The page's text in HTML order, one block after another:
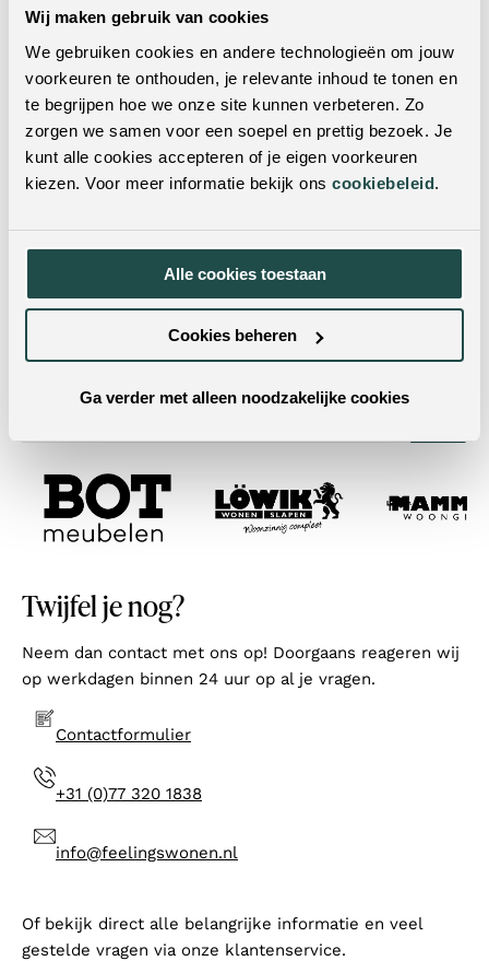
Wij maken gebruik van cookies
We gebruiken cookies en andere technologieën om jouw
voorkeuren te onthouden, je relevante inhoud te tonen en
te begrijpen hoe we onze site kunnen verbeteren. Zo
zorgen we samen voor een soepel en prettig bezoek. Je
kunt alle cookies accepteren of je eigen voorkeuren
kiezen. Voor meer informatie bekijk ons cookiebeleid.
Alle cookies toestaan
Cookies beheren
Ga verder met alleen noodzakelijke cookies
Woonprogramma: Camino
Bladvorm: Rechthoek
Lades: Ja
Levertijd: 6 weken levertijd
Je kunt dit product ook in een van onze woonwinkels
bekijken. Met vestigingen door heel Nederland & België
is er altijd een winkel bij jou in de buurt! Door je
postcode of woonplaats in te vulling in de zoekbalk,
vind je met één klik de dichtstbijzijnde winkels.
Twijfel je nog?
Neem dan contact met ons op! Doorgaans reageren wij
op werkdagen binnen 24 uur op al je vragen.
Contactformulier
+31 (0)77 320 1838
info@feelingswonen.nl
Of bekijk direct alle belangrijke informatie en veel
gestelde vragen via onze klantenservice.